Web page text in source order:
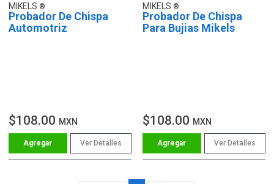
MIKELS
Probador De Chispa
Automotriz
$108.00 MXN
Ver Detalles
MIKELS
Probador De Chispa
Para Bujias Mikels
$108.00 MXN
Ver Detalles